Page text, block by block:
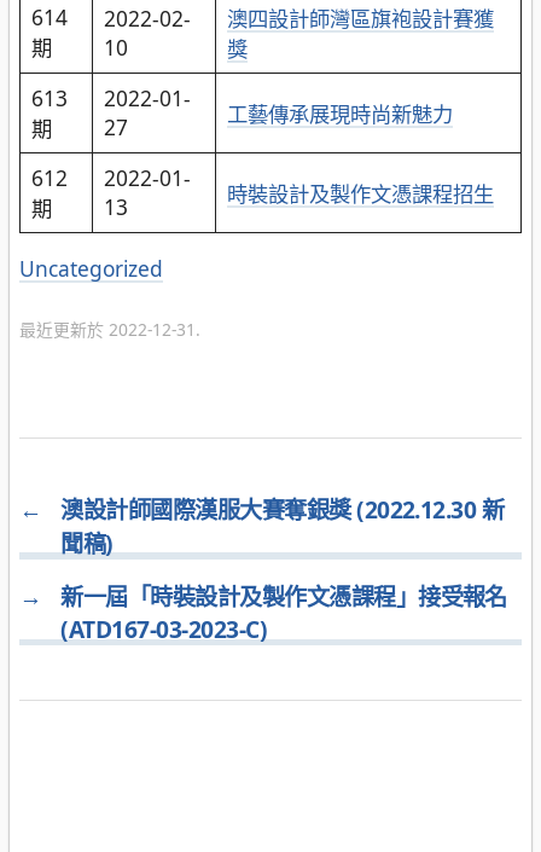
614
期
2022-02-
10
澳四設計師灣區旗袍設計賽獲
獎
613
期
2022-01-
27
工藝傳承展現時尚新魅力
612
期
2022-01-
13
時裝設計及製作文憑課程招生
分
Uncategorized
最近更新於 2022-12-31.
←
澳設計師國際漢服大賽奪銀獎 (2022.12.30 新
聞稿)
→
新一屆「時裝設計及製作文憑課程」接受報名
(ATD167-03-2023-C)